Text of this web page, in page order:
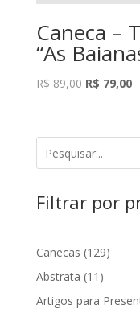
Caneca –
“As
R$89,00 O
era:
R$ 89,00.
R$ 79,00O
é:
Filtrar por
Canecas 129129
Abstrata 11 11
produtos
Artigos para